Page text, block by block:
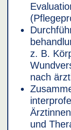
z. B.
nach
und